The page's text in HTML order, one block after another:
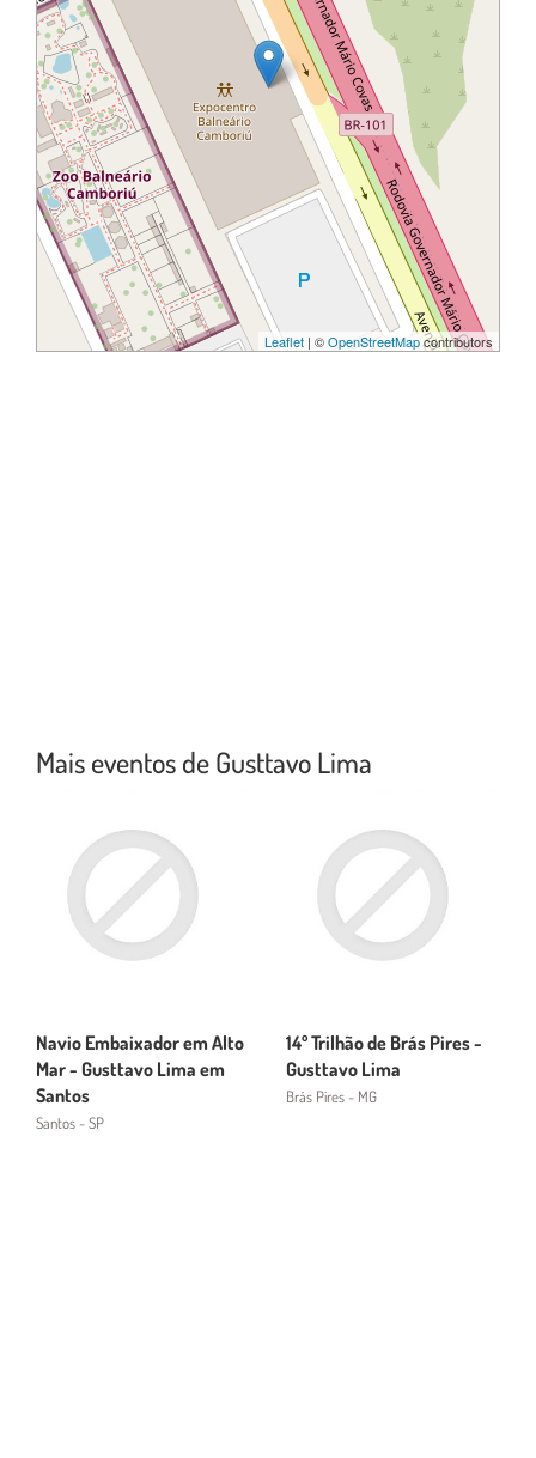
Leaflet | ©OpenStreetMapcontributors
Mais eventos de Gusttavo Lima
Navio Embaixador em Alto
Mar - Gusttavo Lima em
Santos
Santos - SP
14º Trilhão de Brás Pires -
Gusttavo Lima
Brás Pires - MG